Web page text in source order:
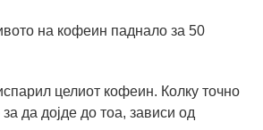
на кофеин паднало за 50
целиот кофеин. Колку точно
да дојде до тоа, зависи од